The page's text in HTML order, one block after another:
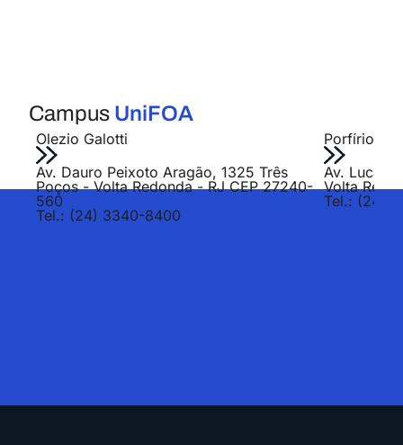
Campus UniFOA
Olezio Galotti
Av. Dauro Peixoto Aragão, 1325 Três
Poços - Volta Redonda - RJ CEP 27240-
560
Tel.: (24) 3340-8400
Porfírio
Av. Lucas
Volta
Tel.: (24)